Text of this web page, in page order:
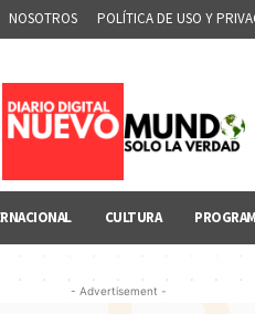
NOSOTROS POLÍTICA DE USO Y
CULTURA
- Advertisement -